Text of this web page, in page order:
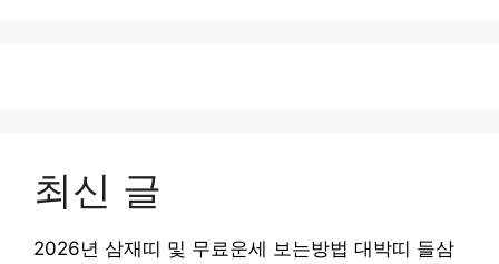
최신 글
2026년 삼재띠 및 무료운세 보는방법 대박띠 들삼